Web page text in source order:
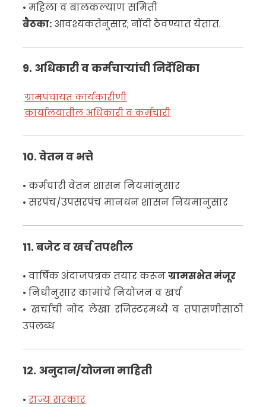
• महिला व बालकल्याण समिती
बैठका: आवश्यकतेनुसार; नोंदी ठेवण्यात येतात.
9. अधिकारी व कर्मचाऱ्यांची निर्देशिका
ग्रामपंचायत कार्यकारीणी
कार्यालयातील अधिकारी व कर्मचारी
10. वेतन व भत्ते
• कर्मचारी वेतन शासन नियमांनुसार
• सरपंच/उपसरपंच मानधन शासन नियमानुसार
11. बजेट व खर्च तपशील
• वार्षिक अंदाजपत्रक तयार करूनग्रामसभेत मंजूर
• निधीनुसार कामांचे नियोजन व खर्च
• खर्चाची नोंद लेखा रजिस्टरमध्ये व तपासणीसाठी
उपलब्ध
12. अनुदान/योजना माहिती
•राज्य सरकार